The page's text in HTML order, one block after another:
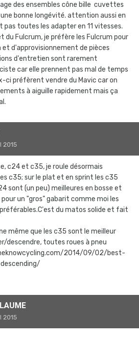
des ensembles cône bille cuvettes
bonne longévité. attention aussi en
pas toutes les adapter en 11 vitesses.
du Fulcrum, je préfère les Fulcrum pour
d'approvisionnement de pièces
d'entretien sont rarement
car elle prennent pas mal de temps
ci préfèrent vendre du Mavic car on
à aiguille rapidement mais ça
2015
c24 et c35, je roule désormais
c35; sur le plat et en sprint les c35
sont (un peu) meilleures en bosse et
un "gros" gabarit comme moi les
du matos solide et fait
même que les c35 sont le meilleur
descendre, toutes roues à pneu
2014/09/02/best-
2015